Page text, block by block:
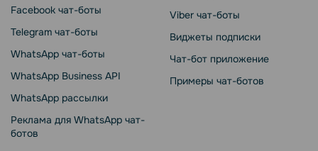
Facebook чат-боты
Telegram чат-боты
WhatsApp чат-боты
WhatsApp Business API
WhatsApp рассылки
Реклама для WhatsApp чат-
ботов
Viber чат-боты
Виджеты подписки
Чат-бот приложение
Примеры чат-ботов